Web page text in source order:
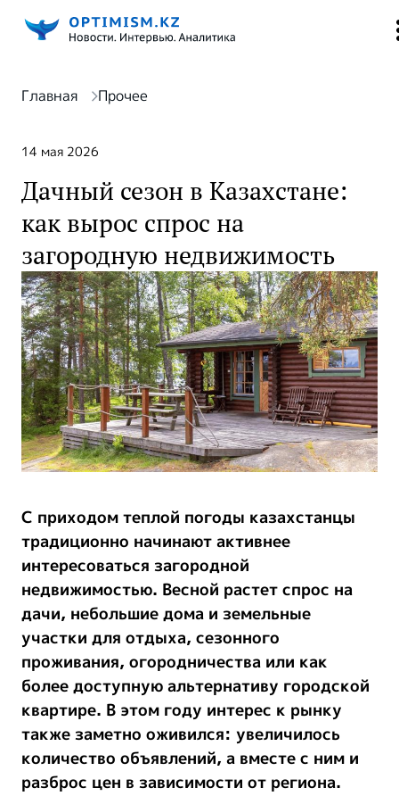
Главная Прочее
14 мая 2026
Дачный сезон в Казахстане:
как вырос спрос на
загородную недвижимость
С приходом теплой погоды казахстанцы
традиционно начинают активнее
интересоваться загородной
недвижимостью. Весной растет спрос на
дачи, небольшие дома и земельные
участки для отдыха, сезонного
проживания, огородничества или как
более доступную альтернативу городской
квартире. В этом году интерес к рынку
также заметно оживился: увеличилось
количество объявлений, а вместе с ним и
разброс цен в зависимости от региона.